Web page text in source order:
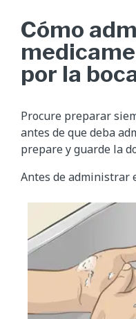
Cómo
por la
Procure preparar
antes de que deba
prepare y guarde la
Antes de administrar